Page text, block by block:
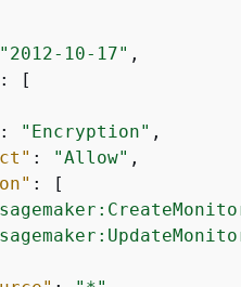
"2012-10-17" ,
: [
: "Encryption" ,
: "Allow" ,
: [